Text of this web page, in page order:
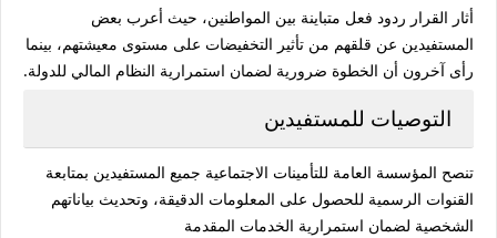
أثار القرار ردود فعل متباينة بين المواطنين، حيث أعرب بعض
المستفيدين عن قلقهم من تأثير التخفيضات على مستوى معيشتهم، بينما
رأى آخرون أن الخطوة ضرورية لضمان استمرارية النظام المالي للدولة.
التوصيات للمستفيدين
تنصح المؤسسة العامة للتأمينات الاجتماعية جميع المستفيدين بمتابعة
القنوات الرسمية للحصول على المعلومات الدقيقة، وتحديث بياناتهم
الشخصية لضمان استمرارية الخدمات المقدمة